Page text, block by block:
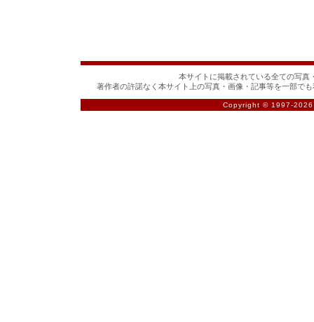
本サイトに掲載されている全ての写真
著作者の許諾なく本サイト上の写真・画像・記事等を一部で
Copyright © 1997-